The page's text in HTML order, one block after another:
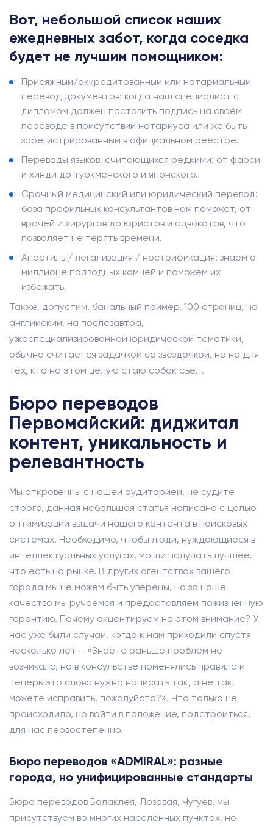
Вот, небольшой список наших
ежедневных забот, когда соседка
будет не лучшим помощником:
Присяжный/аккредитованный или нотариальный
перевод документов: когда наш специалист с
дипломом должен поставить подпись на своём
переводе в присутствии нотариуса или же быть
зарегистрированным в официальном реестре.
Переводы языков, считающихся редкими: от фарси
и хинди до туркменского и японского.
Срочный медицинский или юридический перевод:
база профильных консультантов нам поможет, от
врачей и хирургов до юристов и адвокатов, что
позволяет не терять времени.
Апостиль / легализация / нострификация: знаем о
миллионе подводных камней и поможем их
избежать.
Также, допустим, банальный пример, 100 страниц, на
английский, на послезавтра,
узкоспециализированной юридической тематики,
обычно считается задачкой со звёздочкой, но не для
тех, кто на этом целую стаю собак съел.
Бюро переводов
Первомайский: диджитал
контент, уникальность и
релевантность
Мы откровенны с нашей аудиторией, не судите
строго, данная небольшая статья написана с целью
оптимизации выдачи нашего контента в поисковых
системах. Необходимо, чтобы люди, нуждающиеся в
интеллектуальных услугах, могли получать лучшее,
что есть на рынке. В других агентствах вашего
города мы не можем быть уверены, но за наше
качество мы ручаемся и предоставляем пожизненную
гарантию. Почему акцентируем на этом внимание? У
нас уже были случаи, когда к нам приходили спустя
несколько лет – «Знаете раньше проблем не
возникало, но в консульстве поменялись правила и
теперь это слово нужно написать так, а не так,
можете исправить, пожалуйста?». Что только не
происходило, но войти в положение, подстроиться,
для нас первостепенно.
Бюро переводов «ADMIRAL»: разные
города, но унифицированные стандарты
Бюро переводов Балаклея, Лозовая, Чугуев, мы
присутствуем во многих населённых пунктах, но